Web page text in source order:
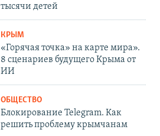
тысячи детей
КРЫМ
«Горячая точка» на карте мира».
8 сценариев будущего Крыма от
ИИ
ОБЩЕСТВО
Блокирование Telegram. Как
решить проблему крымчанам